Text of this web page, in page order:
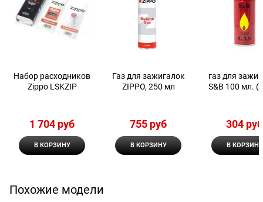
Набор расходников
Zippo LSKZIP
1 704 руб
В КОРЗИНУ
Газ для зажигалок
ZIPPO, 250 мл
755 руб
В КОРЗИНУ
газ для
S&B 100 мл.
304 руб
В КОРЗИНУ
Похожие модели